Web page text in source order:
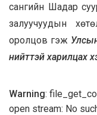
сангийн Шадар
залуучуудын
оролцов гэж
нийттэй харилцах
Warning:
open stream: No